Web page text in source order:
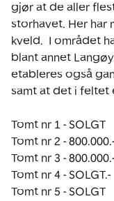
gjør at de aller
storhavet. Her har
kveld.  I området
blant annet
etableres også
samt at det i feltet
Tomt nr 1 - SOLGT
Tomt nr 2 - 800.000.-
Tomt nr 3 - 800.000.-
Tomt nr 4 - SOLGT.-
Tomt nr 5 - SOLGT